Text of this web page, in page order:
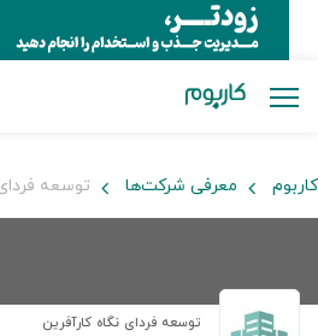
کاربوم معرفی شرکت‌ها توسعه
توسعه فردای نگاه کارآفرین